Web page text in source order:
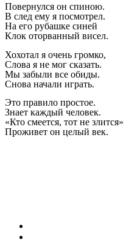
Повернулся он спиною.
В след ему я посмотрел.
На его рубашке синей
Клок оторванный висел.
Хохотал я очень громко,
Слова я не мог сказать.
Мы забыли все обиды.
Снова начали играть.
Это правило простое.
Знает каждый человек.
«Кто смеется, тот не злится»
Проживет он целый век.